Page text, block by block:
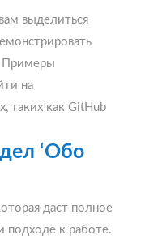
выделиться
Примеры
на
таких как GitHub
‘Обо
даст полное
подходе к работе.